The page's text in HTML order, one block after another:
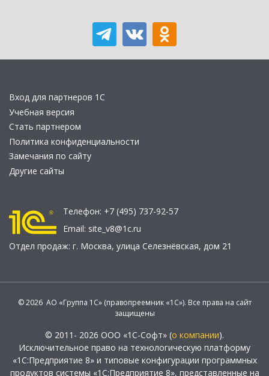
Вход для партнеров 1С
Учебная версия
Стать партнером
Политика конфиденциальности
Замечания по сайту
Другие сайты
Телефон: +7 (495) 737-92-57
Email: site_v8@1c.ru
Отдел продаж: г. Москва, улица Селезнёвская, дом 21
© 2026 АО «Группа 1С» (правопреемник «1С»). Все права на сайт
защищены
© 2011- 2026 ООО «1С-Софт» (о компании).
Исключительное право на технологическую платформу
«1С:Предприятие 8» и типовые конфигурации программных
продуктов системы «1С:Предприятие 8», представленные на